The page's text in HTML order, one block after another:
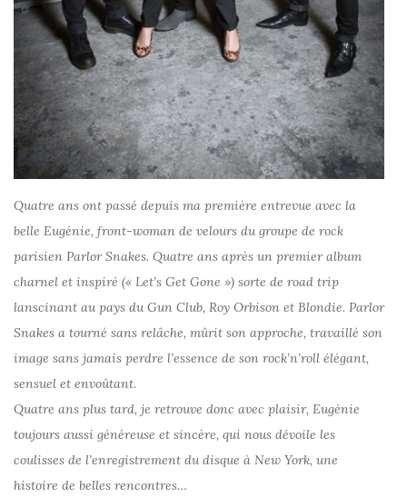
Quatre ans ont passé depuis ma première entrevue avec la
belle Eugénie, front-woman de velours du groupe de rock
parisien Parlor Snakes. Quatre ans après un premier album
charnel et inspiré (« Let’s Get Gone ») sorte de road trip
lanscinant au pays du Gun Club, Roy Orbison et Blondie. Parlor
Snakes a tourné sans relâche, mûrit son approche, travaillé son
image sans jamais perdre l’essence de son rock’n’roll élégant,
sensuel et envoûtant.
Quatre ans plus tard, je retrouve donc avec plaisir, Eugénie
toujours aussi généreuse et sincère, qui nous dévoile les
coulisses de l’enregistrement du disque à New York, une
histoire de belles rencontres…